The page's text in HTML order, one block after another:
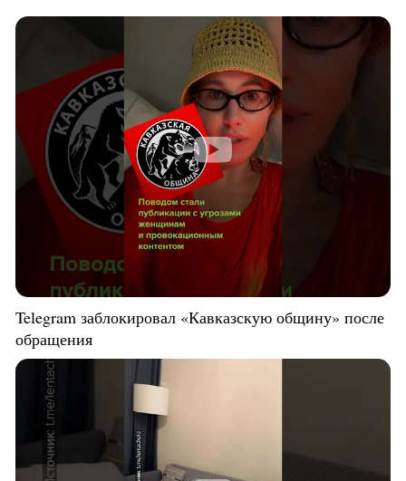
Telegram заблокировал «Кавказскую общину» после
обращения